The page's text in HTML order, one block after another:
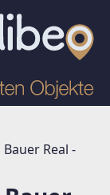
Bauer Real -